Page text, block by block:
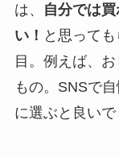
は、
自分では
い！ と思って
目。例えば、
もの。SNSで
に選ぶと良いで